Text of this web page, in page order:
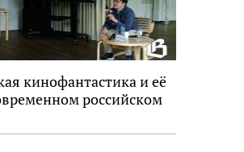
кинофантастика и её
российском